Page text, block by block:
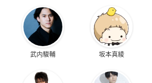
武内駿輔 坂本真綾